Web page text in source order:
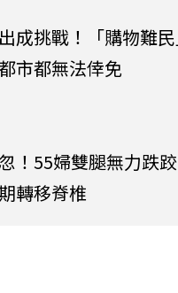
成挑戰！「購物難
市都無法倖免
！55婦雙腿無力跌
轉移脊椎